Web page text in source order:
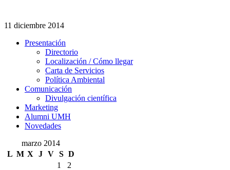
11 diciembre 2014
Presentación
Presentación
Directorio
Localización / Cómo llegar
Carta de Servicios
Política Ambiental
Comunicación
Comunicación
Divulgación científica
Marketing
Alumni UMH
Novedades
marzo 2014
L M X J V S D
1
2